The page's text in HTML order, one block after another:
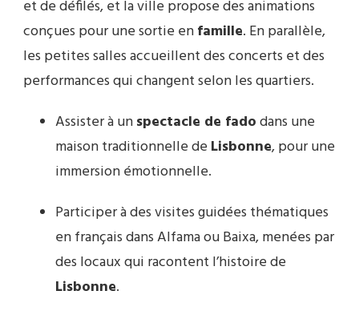
et de défilés, et la ville propose des animations
conçues pour une sortie enfamille. En parallèle,
les petites salles accueillent des concerts et des
performances qui changent selon les quartiers.
Assister à unspectacle de fadodans une
maison traditionnelle de Lisbonne, pour une
immersion émotionnelle.
Participer à des visites guidées thématiques
en français dans Alfama ou Baixa, menées par
des locaux qui racontent l’histoire de
Lisbonne.